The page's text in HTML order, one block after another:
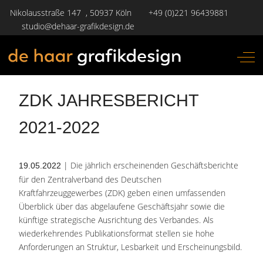
Nikolausstraße 147 , 50937 Köln
+49 (0)221 96439881
studio@dehaar-grafikdesign.de
Off-
ZDK JAHRESBERICHT
2021-2022
19.05.2022 | Die jährlich erscheinenden Geschäftsberichte
für den Zentralverband des Deutschen
Kraftfahrzeuggewerbes (ZDK) geben einen umfassenden
Überblick über das abgelaufene Geschäftsjahr sowie die
künftige strategische Ausrichtung des Verbandes. Als
wiederkehrendes Publikationsformat stellen sie hohe
Anforderungen an Struktur, Lesbarkeit und Erscheinungsbild.